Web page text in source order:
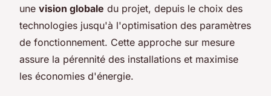
une vision globale du projet, depuis le choix des
technologies jusqu'à l'optimisation des paramètres
de fonctionnement. Cette approche sur mesure
assure la pérennité des installations et maximise
les économies d'énergie.